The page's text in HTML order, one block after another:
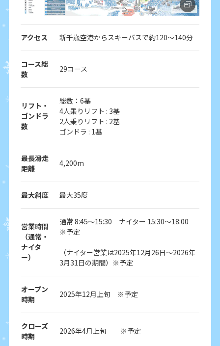
アクセス 新千歳空港からスキーバスで約120～140分
コース総
数
29コース
リフト・
ゴンドラ
数
総数：6基
4人乗りリフト : 3基
2人乗りリフト : 2基
ゴンドラ : 1基
最長滑走
距離
4,200m
最大斜度 最大35度
営業時間
（通常・
ナイタ
ー）
通常 8:45～15:30 ナイター 15:30～18:00
※予定
（ナイター営業は2025年12月26日～2026年
3月31日の期間）※予定
オープン
時期
2025年12月上旬 ※予定
クローズ
時期
2026年4月上旬 ※予定